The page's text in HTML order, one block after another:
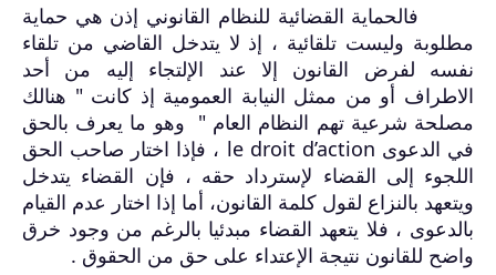
فالحماية القضائية للنظام القانوني إذن هي حماية
مطلوبة وليست تلقائية ، إذ لا يتدخل القاضي من تلقاء
نفسه لفرض القانون إلا عند الإلتجاء إليه من أحد
الاطراف أو من ممثل النيابة العمومية إذ كانت " هنالك
مصلحة شرعية تهم النظام العام " وهو ما يعرف بالحق
في الدعوى le droit d’action ، فإذا اختار صاحب الحق
اللجوء إلى القضاء لإسترداد حقه ، فإن القضاء يتدخل
ويتعهد بالنزاع لقول كلمة القانون، أما إذا اختار عدم القيام
بالدعوى ، فلا يتعهد القضاء مبدئيا بالرغم من وجود خرق
واضح للقانون نتيجة الإعتداء على حق من الحقوق .